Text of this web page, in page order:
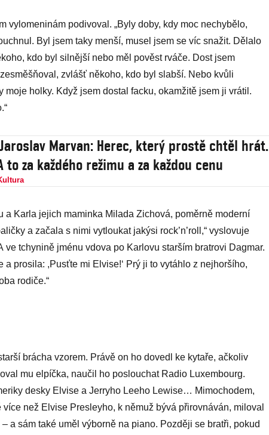
vylomeninám podivoval. „Byly doby, kdy moc nechybělo,
Byl jsem taky menší, musel jsem se víc snažit. Dělalo
kdo byl silnější nebo měl pověst rváče. Dost jsem
zvlášť někoho, kdo byl slabší. Nebo kvůli
moje holky. Když jsem dostal facku, okamžitě jsem ji vrátil.
Marvan: Herec, který prostě chtěl hrát.
to za každého režimu a za každou cenu
a Karla jejich maminka Milada Zichová, poměrně moderní
a začala s nimi vytloukat jakýsi rock’n’roll,“ vyslovuje
ve tchynině jménu vdova po Karlovu starším bratrovi Dagmar.
a prosila: ,Pusťte mi Elvise!‘ Prý ji to vytáhlo z nejhoršího,
rodiče.“
brácha vzorem. Právě on ho dovedl ke kytaře, ačkoliv
mu elpíčka, naučil ho poslouchat Radio Luxembourg.
desky Elvise a Jer­ryho Leeho Lewise… Mimochodem,
než Elvise Presleyho, k němuž bývá přirovnáván, miloval
a sám také uměl výborně na piano. Později se bratři, pokud